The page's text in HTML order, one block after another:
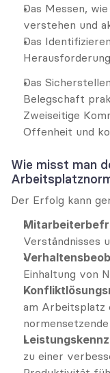
Das Messen,
verstehen und
Das
Das
Belegschaft
Zweiseitige
Offenheit und
Wie misst man
Der Erfolg kann
Verständnisses
Einhaltung von
am Arbeitsplatz
zu einer